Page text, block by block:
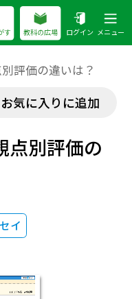
す 教科の広場 ログイン メニュー
評価の違いは？
お気に入りに追加
点別評価の
イ